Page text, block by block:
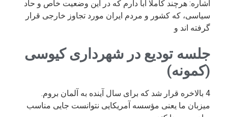
اشاره: هرچند کاملا ابا دارم که در این وضعیت خاص و حاد
سیاسی، که کشور و مردم ایران مورد تجاوز خارجی قرار
گرفته اند و
جلسه تودیع در شهرداری کیوسی
(کمونه)
4 بالاخره قرار شد که برای سال آینده به آلمان بروم.
میزبان ما یعنی مؤسسه آمریکایی نتوانست جایی مناسب